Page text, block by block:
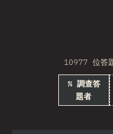
10977 位答
% 調查答
題者